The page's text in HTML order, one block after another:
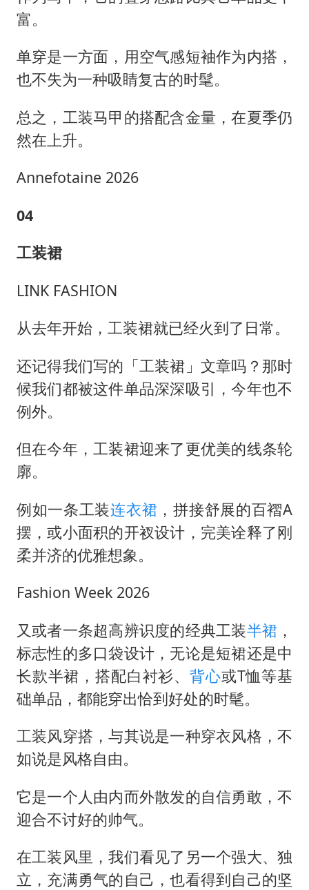
富。
单穿是一方面，用空气感短袖作为内搭，
也不失为一种吸睛复古的时髦。
总之，工装马甲的搭配含金量，在夏季仍
然在上升。
Annefotaine 2026
04
工装裙
LINK FASHION
从去年开始，工装裙就已经火到了日常。
还记得我们写的「工装裙」文章吗？那时
候我们都被这件单品深深吸引，今年也不
例外。
但在今年，工装裙迎来了更优美的线条轮
廓。
例如一条工装连衣裙 ，拼接舒展的百褶A
摆，或小面积的开衩设计，完美诠释了刚
柔并济的优雅想象。
Fashion Week 2026
又或者一条超高辨识度的经典工装半裙 ，
标志性的多口袋设计，无论是短裙还是中
长款半裙，搭配白衬衫、背心或T恤等基
础单品，都能穿出恰到好处的时髦。
工装风穿搭，与其说是一种穿衣风格，不
如说是风格自由。
它是一个人由内而外散发的自信勇敢，不
迎合不讨好的帅气。
在工装风里，我们看见了另一个强大、独
立，充满勇气的自己，也看得到自己的坚